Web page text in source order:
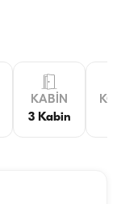
KABIN
3 Kabin